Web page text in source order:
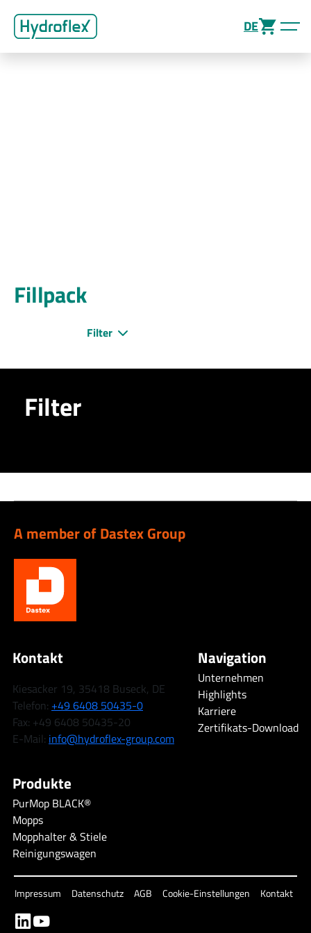
DE
Fillpack
Filter
Filter
A member of Dastex Group
Kontakt
Kiesacker 19, 35418 Buseck, DE
Telefon: +49 6408 50435-0
Fax: +49 6408 50435-20
E-Mail: info@hydroflex-group.com
Navigation
Unternehmen
Highlights
Karriere
Zertifikats-Download
Produkte
PurMop BLACK®
Mopps
Mopphalter & Stiele
Reinigungswagen
Impressum Datenschutz AGB Cookie-Einstellungen Kontakt